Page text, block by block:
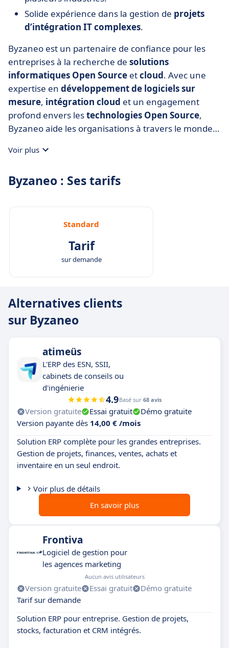
Solide expérience dans la gestion de projets
d’intégration IT complexes.
Byzaneo est un partenaire de confiance pour les
entreprises à la recherche de solutions
informatiques Open Source etcloud. Avec une
expertise en développement de logiciels sur
mesure, intégration cloud et un engagement
profond envers lestechnologies Open Source,
Byzaneo aide les organisations à travers le monde à
atteindre leurs objectifs commerciaux.
Voir plus
Byzaneo : Ses tarifs
Standard
Tarif
sur demande
Alternatives clients
sur Byzaneo
atimeüs
L'ERP des ESN, SSII,
cabinets de conseils ou
d'ingénierie
4.9Basé sur 68 avis
Version gratuite Essai gratuit
Démo gratuite
Version payante dès 14,00 € /mois
Solution ERP complète pour les grandes entreprises.
Gestion de projets, finances, ventes, achats et
inventaire en un seul endroit.
Voir plus de détails
En savoir plus
Frontiva
Logiciel de gestion pour
les agences marketing
Aucun avis utilisateurs
Version gratuite Essai gratuit
Démo gratuite
Tarif sur demande
Solution ERP pour entreprise. Gestion de projets,
stocks, facturation et CRM intégrés.